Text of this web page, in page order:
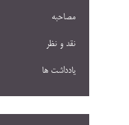
مصاحبه
نقد و نظر
یادداشت ها